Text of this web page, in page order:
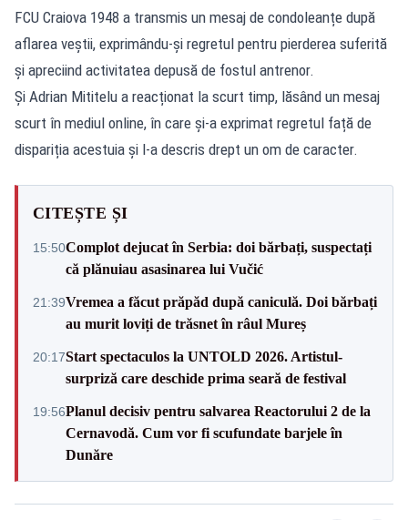
FCU Craiova 1948 a transmis un mesaj de condoleanțe după
aflarea veștii, exprimându-și regretul pentru pierderea suferită
și apreciind activitatea depusă de fostul antrenor.
Și Adrian Mititelu a reacționat la scurt timp, lăsând un mesaj
scurt în mediul online, în care și-a exprimat regretul față de
dispariția acestuia și l-a descris drept un om de caracter.
CITEȘTE ȘI
15:50Complot dejucat în Serbia: doi bărbați, suspectați
că plănuiau asasinarea lui Vučić
21:39Vremea a făcut prăpăd după caniculă. Doi bărbați
au murit loviți de trăsnet în râul Mureș
20:17Start spectaculos la UNTOLD 2026. Artistul-
surpriză care deschide prima seară de festival
19:56Planul decisiv pentru salvarea Reactorului 2 de la
Cernavodă. Cum vor fi scufundate barjele în
Dunăre